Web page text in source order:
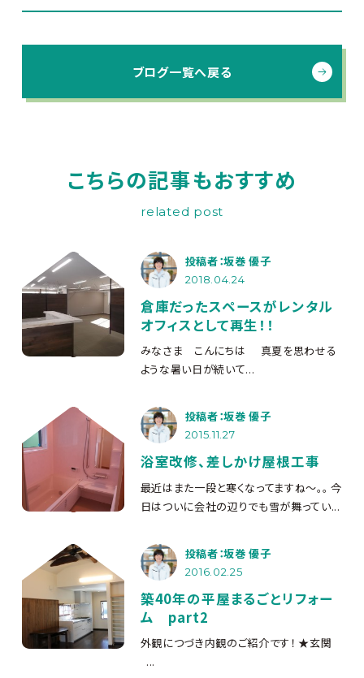
ブログ一覧へ戻る
こちらの記事もおすすめ
related post
投稿者：坂巻 優子
2018.04.24
倉庫だったスペースがレンタル
オフィスとして再生！！
みなさま こんにちは
真夏を思わせる
ような暑い日が続いて...
投稿者：坂巻 優子
2015.11.27
浴室改修、差しかけ屋根工事
最近はまた一段と寒くなってますね～。。 今
日はついに会社の辺りでも雪が舞ってい...
投稿者：坂巻 優子
2016.02.25
築40年の平屋まるごとリフォー
ム part2
外観につづき内観のご紹介です！ ★玄関
...